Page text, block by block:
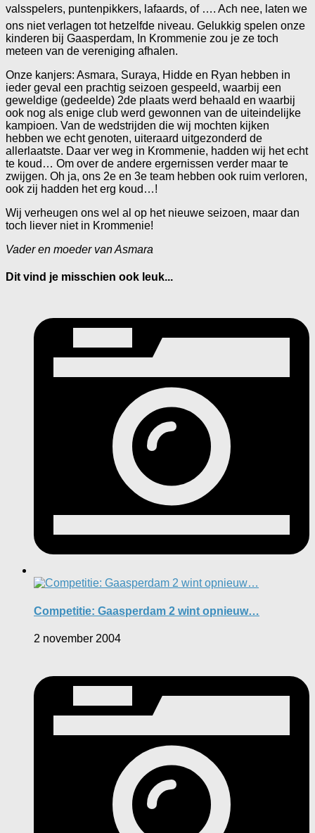
valsspelers, puntenpikkers, lafaards, of …. Ach nee, laten we
ons niet verlagen tot hetzelfde niveau. Gelukkig spelen onze
kinderen bij Gaasperdam, In Krommenie zou je ze toch
meteen van de vereniging afhalen.
Onze kanjers: Asmara, Suraya, Hidde en Ryan hebben in
ieder geval een prachtig seizoen gespeeld, waarbij een
geweldige (gedeelde) 2de plaats werd behaald en waarbij
ook nog als enige club werd gewonnen van de uiteindelijke
kampioen. Van de wedstrijden die wij mochten kijken
hebben we echt genoten, uiteraard uitgezonderd de
allerlaatste. Daar ver weg in Krommenie, hadden wij het echt
te koud… Om over de andere ergernissen verder maar te
zwijgen. Oh ja, ons 2e en 3e team hebben ook ruim verloren,
ook zij hadden het erg koud…!
Wij verheugen ons wel al op het nieuwe seizoen, maar dan
toch liever niet in Krommenie!
Vader en moeder van Asmara
Dit vind je misschien ook leuk...
Competitie: Gaasperdam 2 wint opnieuw…
2 november 2004